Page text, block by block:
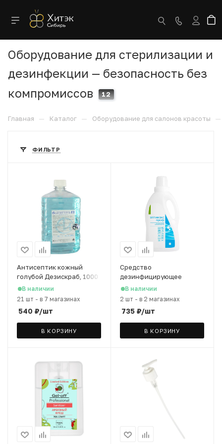
Оборудование для стерилизации и
дезинфекции — безопасность без
компромиссов
12
Главная — Каталог — Оборудование для салонов красоты —
ФИЛЬТР
Антисептик кожный
голубой Дезискраб, 1000
млВ наличии
21 шт - в 7 магазинах
540 ₽/шт
В КОРЗИНУ
Средство
дезинфицирующее
Оптимакс с колпачком,
1000 мл
В наличии
2 шт - в 2 магазинах
735 ₽/шт
В КОРЗИНУ